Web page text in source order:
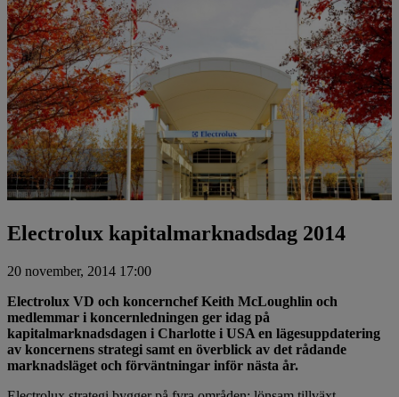
Electrolux kapitalmarknadsdag 2014
20 november, 2014 17:00
Electrolux VD och koncernchef Keith McLoughlin och
medlemmar i koncernledningen ger idag på
kapitalmarknadsdagen i Charlotte i USA en lägesuppdatering
av koncernens strategi samt en överblick av det rådande
marknadsläget och förväntningar inför nästa år.